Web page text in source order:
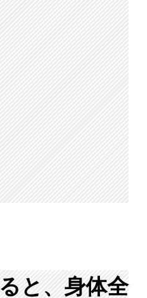
と、身体全